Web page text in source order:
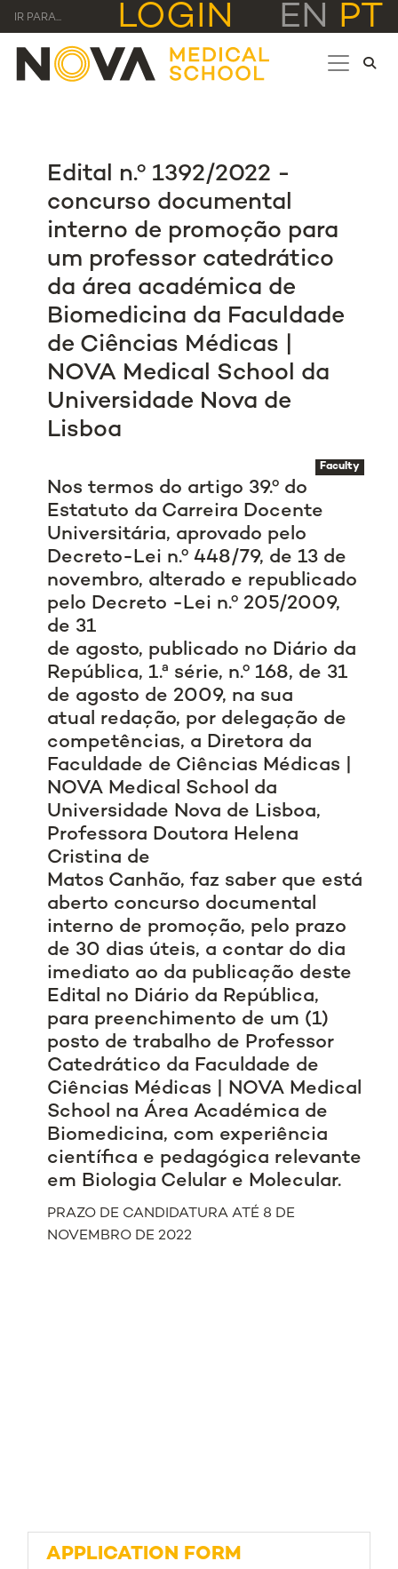
IR PARA... LOGIN EN PT
Edital n.º 1392/2022 -
concurso documental
interno de promoção para
um professor catedrático
da área académica de
Biomedicina da Faculdade
de Ciências Médicas |
NOVA Medical School da
Universidade Nova de
Lisboa
Faculty
Nos termos do artigo 39.º do
Estatuto da Carreira Docente
Universitária, aprovado pelo
Decreto-Lei n.º 448/79, de 13 de
novembro, alterado e republicado
pelo Decreto -Lei n.º 205/2009,
de 31
de agosto, publicado no Diário da
República, 1.ª série, n.º 168, de 31
de agosto de 2009, na sua
atual redação, por delegação de
competências, a Diretora da
Faculdade de Ciências Médicas |
NOVA Medical School da
Universidade Nova de Lisboa,
Professora Doutora Helena
Cristina de
Matos Canhão, faz saber que está
aberto concurso documental
interno de promoção, pelo prazo
de 30 dias úteis, a contar do dia
imediato ao da publicação deste
Edital no Diário da República,
para preenchimento de um (1)
posto de trabalho de Professor
Catedrático da Faculdade de
Ciências Médicas | NOVA Medical
School na Área Académica de
Biomedicina, com experiência
científica e pedagógica relevante
em Biologia Celular e Molecular.
PRAZO DE CANDIDATURA ATÉ 8 DE
NOVEMBRO DE 2022
APPLICATION FORM